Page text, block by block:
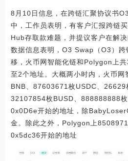
8月10日信息，在跨链汇聚协议书
中，工作员表明，有客户汇报跨链
Hub存取款难题，并提议客户在解决
数据信息表明，O3 Swap（O3）跨
移，火币网智能化链和Polygon上
至2个地址。大概两小时内，火币网
BNB、87603671枚USDC、26629
32107854枚BUSD、888888888
0x0D6e开始的地址，除
金。除此之外，Polygon上
0x5dc36开始的地址